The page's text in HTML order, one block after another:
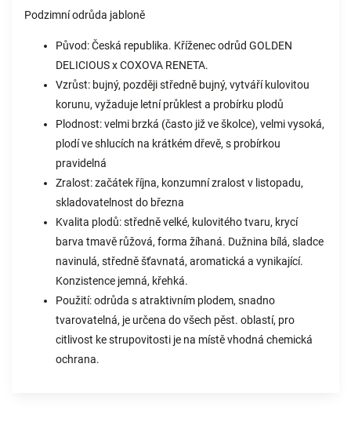
Podzimní odrůda jabloně
Původ: Česká republika. Kříženec odrůd GOLDEN
DELICIOUS x COXOVA RENETA.
Vzrůst: bujný, později středně bujný, vytváří kulovitou
korunu, vyžaduje letní průklest a probírku plodů
Plodnost: velmi brzká (často již ve školce), velmi vysoká,
plodí ve shlucích na krátkém dřevě, s probírkou
pravidelná
Zralost: začátek října, konzumní zralost v listopadu,
skladovatelnost do března
Kvalita plodů: středně velké, kulovitého tvaru, krycí
barva tmavě růžová, forma žíhaná. Dužnina bílá, sladce
navinulá, středně šťavnatá, aromatická a vynikající.
Konzistence jemná, křehká.
Použití: odrůda s atraktivním plodem, snadno
tvarovatelná, je určena do všech pěst. oblastí, pro
citlivost ke strupovitosti je na místě vhodná chemická
ochrana.